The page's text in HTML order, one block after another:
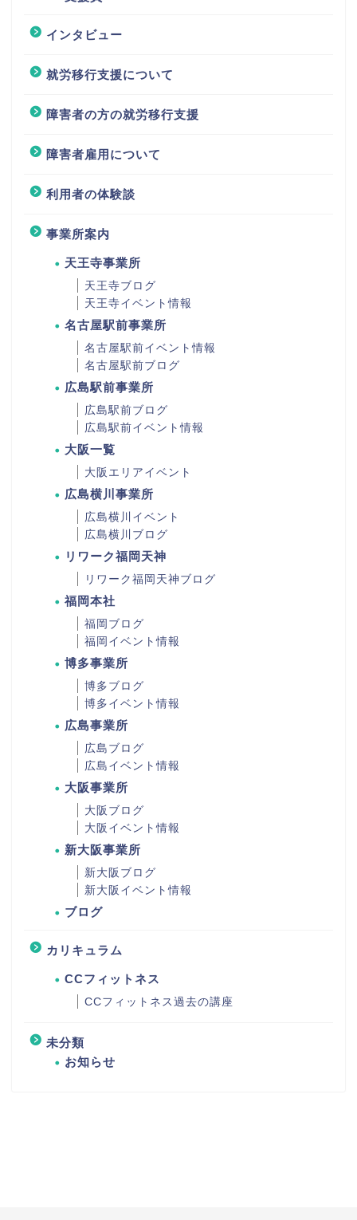
インタビュー
就労移行支援について
障害者の方の就労移行支援
障害者雇用について
利用者の体験談
事業所案内
天王寺事業所
天王寺ブログ
天王寺イベント情報
名古屋駅前事業所
名古屋駅前イベント情報
名古屋駅前ブログ
広島駅前事業所
広島駅前ブログ
広島駅前イベント情報
大阪一覧
大阪エリアイベント
広島横川事業所
広島横川イベント
広島横川ブログ
リワーク福岡天神
リワーク福岡天神ブログ
福岡本社
福岡ブログ
福岡イベント情報
博多事業所
博多ブログ
博多イベント情報
広島事業所
広島ブログ
広島イベント情報
大阪事業所
大阪ブログ
大阪イベント情報
新大阪事業所
新大阪ブログ
新大阪イベント情報
ブログ
カリキュラム
CCフィットネス
CCフィットネス過去の講座
未分類
お知らせ